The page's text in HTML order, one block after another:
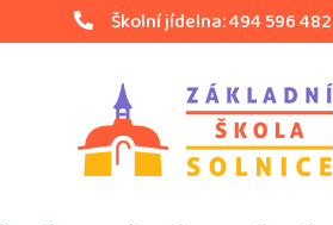
Školní jídelna: 494 596